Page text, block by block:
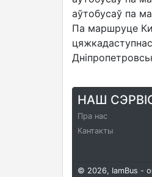
аўтобусаў па
Па маршруце
НАШ
Пра нас
Кантакты
© 2026, IamBus -